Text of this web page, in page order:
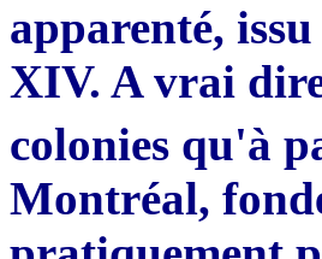
apparenté,
XIV. A vrai
colonies qu'à
Montréal,